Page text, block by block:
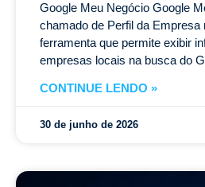
Google Meu Negócio Google
chamado de Perfil da Empresa
ferramenta que permite exibir
empresas locais na busca do
CONTINUE LENDO »
30 de junho de 2026